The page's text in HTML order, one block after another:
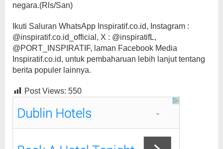
negara.(Rls/San)
Ikuti Saluran WhatsApp Inspiratif.co.id, Instagram :
@inspiratif.co.id_official, X : @inspiratifL,
@PORT_INSPIRATIF, laman Facebook Media
Inspiratif.co.id, untuk pembaharuan lebih lanjut tentang
berita populer lainnya.
Post Views: 550